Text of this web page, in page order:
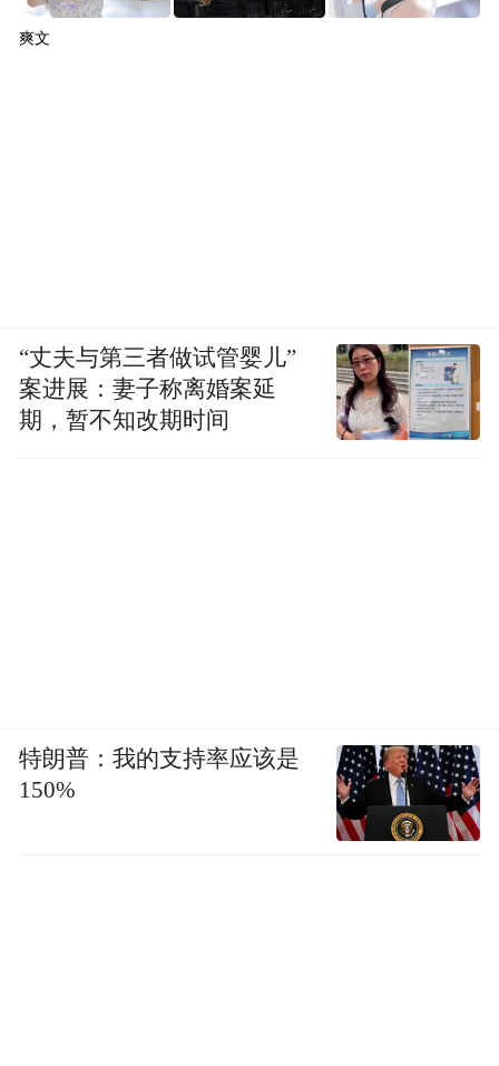
爽文
“丈夫与第三者做试管婴儿”
案进展：妻子称离婚案延
期，暂不知改期时间
特朗普：我的支持率应该是
150%